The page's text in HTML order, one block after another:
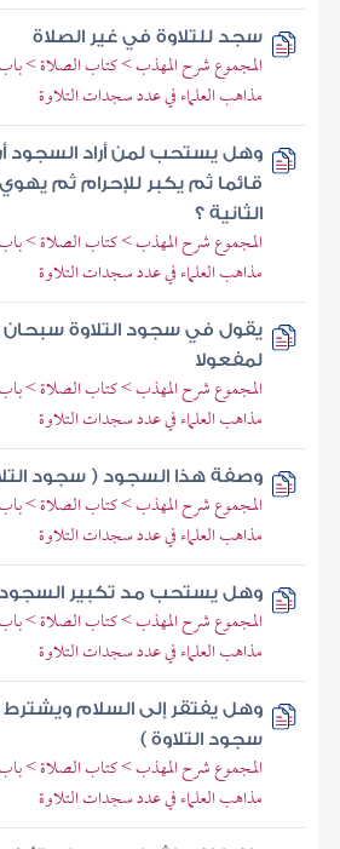
سجد للتلاوة في غير الصلاة
المجموع شرح المهذب > كتاب الصلاة >
مذاهب العلماء في عدد سجدات التلاوة
وهل يستحب لمن أراد السجود
قائما ثم يكبر للإحرام ثم
الثانية ؟
المجموع شرح المهذب > كتاب الصلاة >
مذاهب العلماء في عدد سجدات التلاوة
يقول في سجود التلاوة سبحان
لمفعولا
المجموع شرح المهذب > كتاب الصلاة >
مذاهب العلماء في عدد سجدات التلاوة
وصفة هذا السجود ( سجود
المجموع شرح المهذب > كتاب الصلاة >
مذاهب العلماء في عدد سجدات التلاوة
وهل يستحب مد تكبير السجود
المجموع شرح المهذب > كتاب الصلاة >
مذاهب العلماء في عدد سجدات التلاوة
وهل يفتقر إلى السلام
سجود التلاوة )
المجموع شرح المهذب > كتاب الصلاة >
مذاهب العلماء في عدد سجدات التلاوة